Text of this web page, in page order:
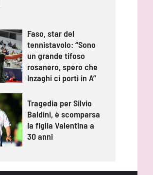
Faso, star del
tennistavolo: “Sono
un grande tifoso
rosanero, spero che
Inzaghi ci porti in A”
Tragedia per Silvio
Baldini, è scomparsa
la figlia Valentina a
30 anni